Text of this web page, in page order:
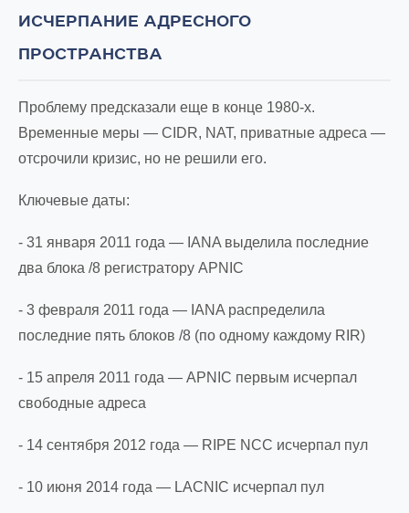
ИСЧЕРПАНИЕ АДРЕСНОГО
ПРОСТРАНСТВА
Проблему предсказали еще в конце 1980-х.
Временные меры — CIDR, NAT, приватные адреса —
отсрочили кризис, но не решили его.
Ключевые даты:
- 31 января 2011 года — IANA выделила последние
два блока /8 регистратору APNIC
- 3 февраля 2011 года — IANA распределила
последние пять блоков /8 (по одному каждому RIR)
- 15 апреля 2011 года — APNIC первым исчерпал
свободные адреса
- 14 сентября 2012 года — RIPE NCC исчерпал пул
- 10 июня 2014 года — LACNIC исчерпал пул